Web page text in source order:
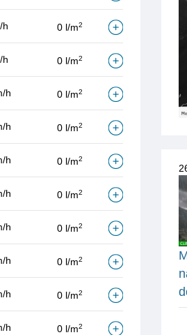
h 0 l/m2
h 0 l/m2
h 0 l/m2
h 0 l/m2
h 0 l/m2
h 0 l/m2
h 0 l/m2
h 0 l/m2
h 0 l/m2
h 0 l/m2